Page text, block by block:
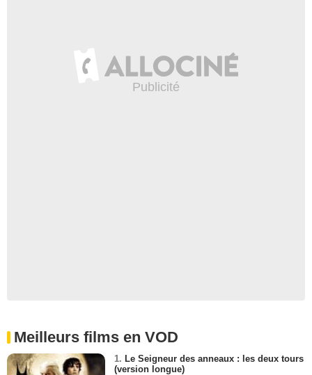
Meilleurs films en VOD
1. Le Seigneur des anneaux : les deux tours
(version longue)